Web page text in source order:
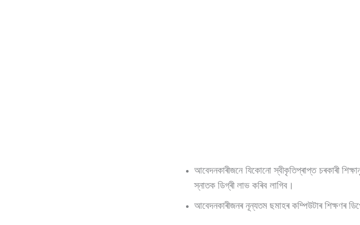
আবেদনকাৰীজনে যিকোনো স্বীকৃতিপ্ৰাপ্ত চৰকাৰী
স্নাতক ডিগ্ৰী লাভ কৰিব লাগিব।
আবেদনকাৰীজনৰ নূন্যতম ছমাহৰ কম্পিউটাৰ শিক্ষণৰ